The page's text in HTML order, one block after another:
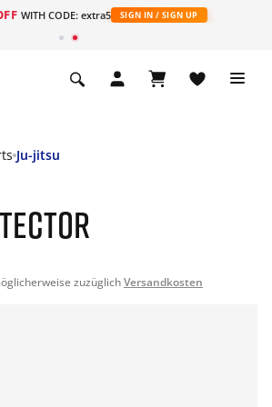
WITH CODE: extra5 SIGN IN / SIGN UP
Ju-jitsu
zuzüglichVersandkosten